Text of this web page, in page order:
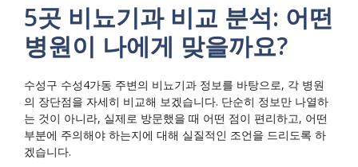
5곳 비뇨기과 비교 분석: 어떤
병원이 나에게 맞을까요?
수성구 수성4가동 주변의 비뇨기과 정보를 바탕으로, 각 병원
의 장단점을 자세히 비교해 보겠습니다. 단순히 정보만 나열하
는 것이 아니라, 실제로 방문했을 때 어떤 점이 편리하고, 어떤
부분에 주의해야 하는지에 대해 실질적인 조언을 드리도록 하
겠습니다.